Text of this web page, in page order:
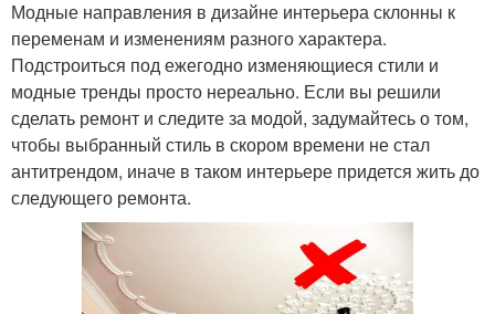
Модные направления в дизайне интерьера склонны к
переменам и изменениям разного характера.
Подстроиться под ежегодно изменяющиеся стили и
модные тренды просто нереально. Если вы решили
сделать ремонт и следите за модой, задумайтесь о том,
чтобы выбранный стиль в скором времени не стал
антитрендом, иначе в таком интерьере придется жить до
следующего ремонта.